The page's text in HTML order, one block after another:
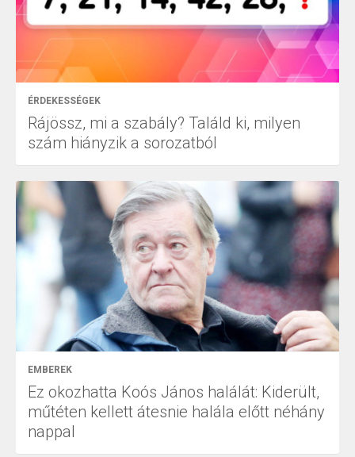
ÉRDEKESSÉGEK
Rájössz, mi a szabály? Találd ki, milyen
szám hiányzik a sorozatból
EMBEREK
Ez okozhatta Koós János halálát: Kiderült,
műtéten kellett átesnie halála előtt néhány
nappal